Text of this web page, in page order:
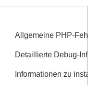
Allgemeine PHP-
Detaillierte Debug-
Informationen zu